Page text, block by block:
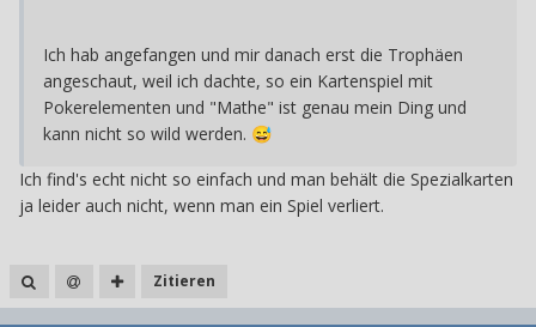
Ich hab angefangen und mir danach erst die Trophäen
angeschaut, weil ich dachte, so ein Kartenspiel mit
Pokerelementen und "Mathe" ist genau mein Ding und
kann nicht so wild werden. 😅
Ich find's echt nicht so einfach und man behält die Spezialkarten
ja leider auch nicht, wenn man ein Spiel verliert.
Zitieren